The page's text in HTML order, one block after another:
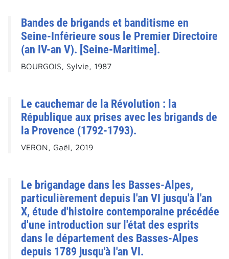
Bandes de brigands et banditisme en
Seine-Inférieure sous le Premier Directoire
(an IV-an V). [Seine-Maritime].
BOURGOIS, Sylvie, 1987
Le cauchemar de la Révolution : la
République aux prises avec les brigands de
la Provence (1792-1793).
VERON, Gaël, 2019
Le brigandage dans les Basses-Alpes,
particulièrement depuis l'an VI jusqu'à l'an
X, étude d'histoire contemporaine précédée
d'une introduction sur l'état des esprits
dans le département des Basses-Alpes
depuis 1789 jusqu'à l'an VI.